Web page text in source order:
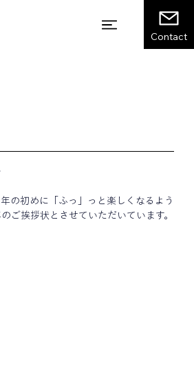
Contact
の初めに「ふっ」っと楽しくなるよう
ご挨拶状とさせていただいています。